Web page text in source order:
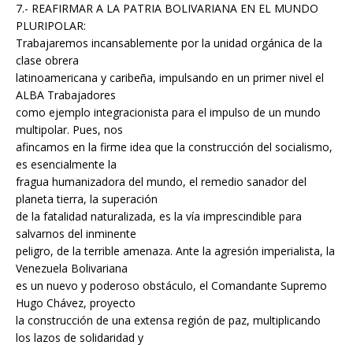
7.- REAFIRMAR A LA PATRIA BOLIVARIANA EN EL MUNDO
PLURIPOLAR:
Trabajaremos incansablemente por la unidad orgánica de la
clase obrera
latinoamericana y caribeña, impulsando en un primer nivel el
ALBA Trabajadores
como ejemplo integracionista para el impulso de un mundo
multipolar. Pues, nos
afincamos en la firme idea que la construcción del socialismo,
es esencialmente la
fragua humanizadora del mundo, el remedio sanador del
planeta tierra, la superación
de la fatalidad naturalizada, es la vía imprescindible para
salvarnos del inminente
peligro, de la terrible amenaza. Ante la agresión imperialista, la
Venezuela Bolivariana
es un nuevo y poderoso obstáculo, el Comandante Supremo
Hugo Chávez, proyecto
la construcción de una extensa región de paz, multiplicando
los lazos de solidaridad y